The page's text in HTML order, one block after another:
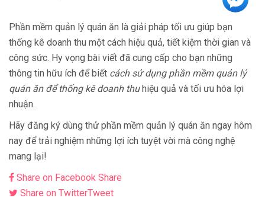
Phần mềm quản lý quán ăn là giải pháp tối ưu giúp bạn
thống kê doanh thu một cách hiệu quả, tiết kiệm thời gian và
công sức. Hy vọng bài viết đã cung cấp cho bạn những
thông tin hữu ích để biết cách sử dụng phần mềm quản lý
quán ăn để thống kê doanh thuhiệu quả và tối ưu hóa lợi
nhuận.
Hãy đăng ký dùng thử phần mềm quản lý quán ăn ngay hôm
nay để trải nghiệm những lợi ích tuyệt vời mà công nghệ
mang lại!
Share on Facebook Share
Share on TwitterTweet